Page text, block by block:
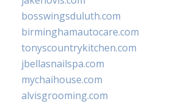
bosswingsduluth.com
birminghamautocare.com
tonyscountrykitchen.com
jbellasnailspa.com
mychaihouse.com
alvisgrooming.com